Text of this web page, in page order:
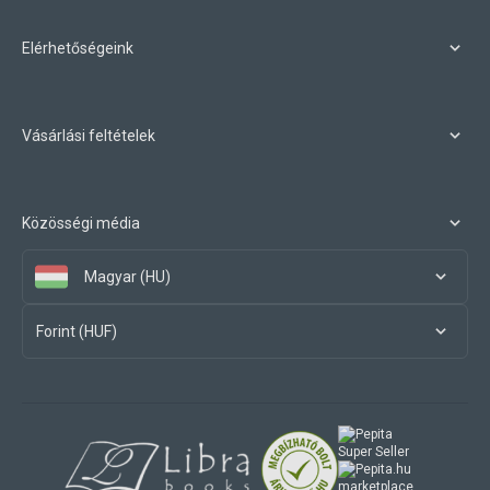
Elérhetőségeink
Vásárlási feltételek
Közösségi média
Magyar (HU)
Forint (HUF)
marketplace